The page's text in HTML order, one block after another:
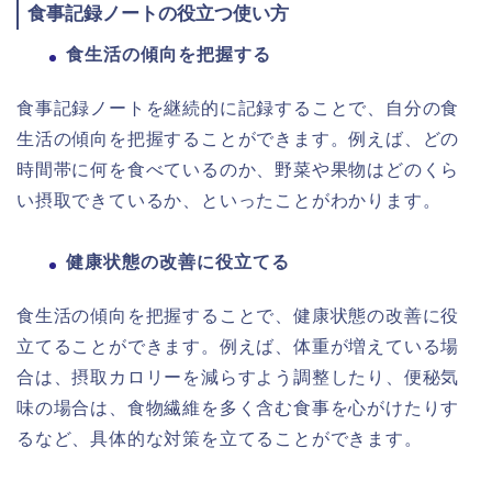
食事記録ノートの役立つ使い方
食生活の傾向を把握する
食事記録ノートを継続的に記録することで、自分の食
生活の傾向を把握することができます。例えば、どの
時間帯に何を食べているのか、野菜や果物はどのくら
い摂取できているか、といったことがわかります。
健康状態の改善に役立てる
食生活の傾向を把握することで、健康状態の改善に役
立てることができます。例えば、体重が増えている場
合は、摂取カロリーを減らすよう調整したり、便秘気
味の場合は、食物繊維を多く含む食事を心がけたりす
るなど、具体的な対策を立てることができます。